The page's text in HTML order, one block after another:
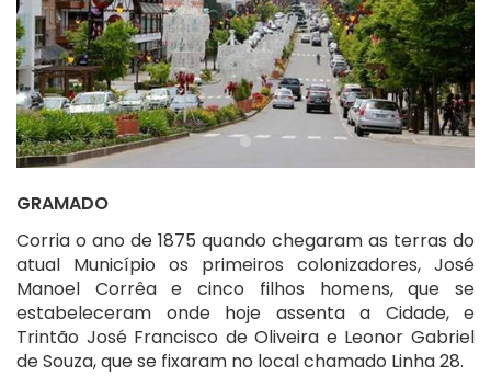
GRAMADO
Corria o ano de 1875 quando chegaram as terras do
atual Município os primeiros colonizadores, José
Manoel Corrêa e cinco filhos homens, que se
estabeleceram onde hoje assenta a Cidade, e
Trintão José Francisco de Oliveira e Leonor Gabriel
de Souza, que se fixaram no local chamado Linha 28.